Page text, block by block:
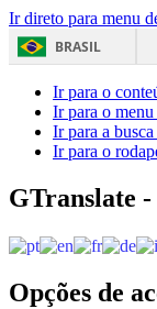
Ir direto para menu
BRASIL
Ir para o
Ir para o menu
Ir para a busca
Ir para o
GTranslate
Opções de